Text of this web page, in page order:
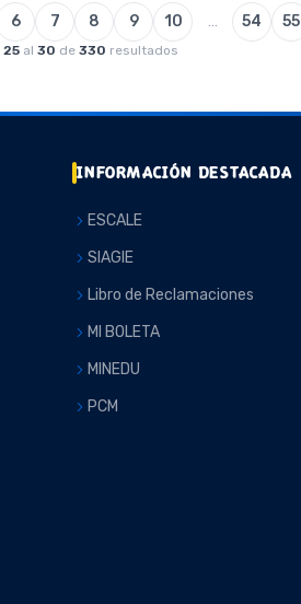
6 7 8 9 10 … 54 55
25al 30 de 330 resultados
INFORMACIÓN DESTACADA
ESCALE
SIAGIE
Libro de Reclamaciones
MI BOLETA
MINEDU
PCM